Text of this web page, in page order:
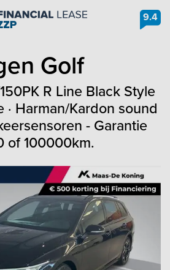
9.4
Golf
R Line Black Style
· Harman/Kardon sound
- Garantie
of 100000km.